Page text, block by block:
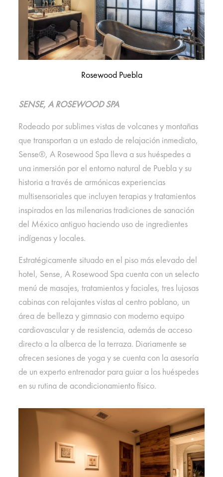
Rosewood Puebla
SENSE, A ROSEWOOD SPA
Rodeado por sublimes vistas de volcanes y montañas
que transportan a un estado de relajación inmediato,
Sense®, A Rosewood Spa lleva a sus huéspedes a
una inmersión por el entorno natural de Puebla y su
historia a través de armónicas experiencias
multisensoriales que incluyen terapias y tratamientos
inspirados en las milenarias tradiciones de sanación
del México antiguo haciendo uso de ingredientes
indígenas y locales.
Estratégicamente situado en el piso más elevado del
hotel, Sense, A Rosewood Spa cuenta con un selecto
menú de masajes, tratamientos y faciales, tres lujosas
cabinas con relajantes vistas al centro poblano, un
área de belleza y gimnasio con moderno equipo
cardiovascular y de resistencia, además de acceso
directo a la alberca de la terraza. Diariamente se
ofrecen sesiones de yoga y se cuenta con la asesoría
de un experto entrenador para guiar a los huéspedes
en su rutina de acondicionamiento físico.